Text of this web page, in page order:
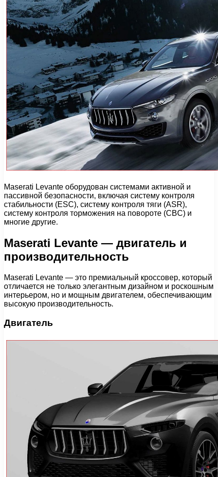
Maserati Levante оборудован системами активной и
пассивной безопасности, включая систему контроля
стабильности (ESC), систему контроля тяги (ASR),
систему контроля торможения на повороте (CBC) и
многие другие.
Maserati Levante — двигатель и
производительность
Maserati Levante — это премиальный кроссовер, который
отличается не только элегантным дизайном и роскошным
интерьером, но и мощным двигателем, обеспечивающим
высокую производительность.
Двигатель